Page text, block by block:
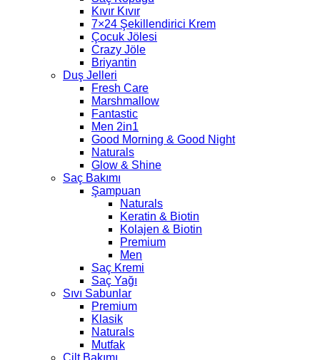
Kıvır Kıvır
7×24 Şekillendirici Krem
Çocuk Jölesi
Crazy Jöle
Briyantin
Duş Jelleri
Fresh Care
Marshmallow
Fantastic
Men 2in1
Good Morning & Good Night
Naturals
Glow & Shine
Saç Bakımı
Şampuan
Naturals
Keratin & Biotin
Kolajen & Biotin
Premium
Men
Saç Kremi
Saç Yağı
Sıvı Sabunlar
Premium
Klasik
Naturals
Mutfak
Cilt Bakımı